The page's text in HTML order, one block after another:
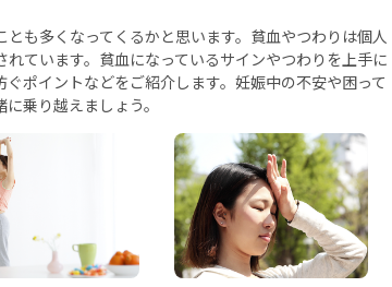
も多くなってくるかと思います。貧血やつわりは個人
ています。貧血になっているサインやつわりを上手に
ポイントなどをご紹介します。妊娠中の不安や困って
乗り越えましょう。